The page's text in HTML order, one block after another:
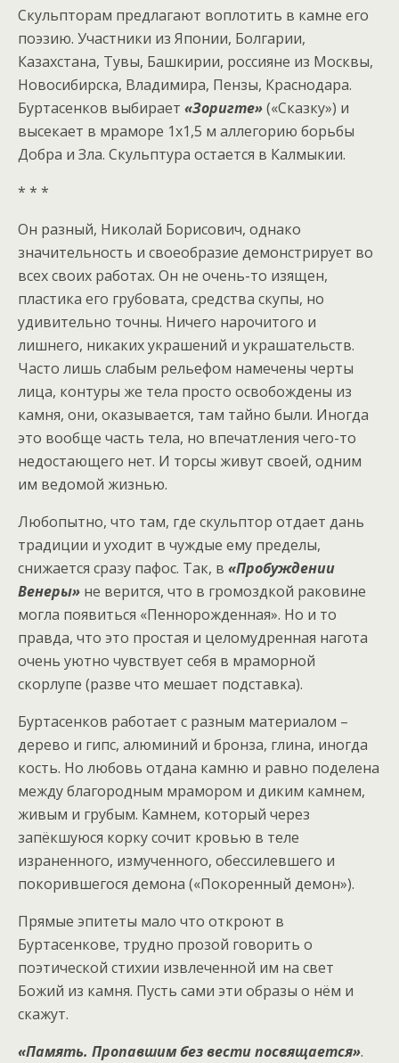
Скульпторам предлагают воплотить в камне его
поэзию. Участники из Японии, Болгарии,
Казахстана, Тувы, Башкирии, россияне из Москвы,
Новосибирска, Владимира, Пензы, Краснодара.
Буртасенков выбирает «Зоригте»(«Сказку») и
высекает в мраморе 1х1,5 м аллегорию борьбы
Добра и Зла. Скульптура остается в Калмыкии.
* * *
Он разный, Николай Борисович, однако
значительность и своеобразие демонстрирует во
всех своих работах. Он не очень-то изящен,
пластика его грубовата, средства скупы, но
удивительно точны. Ничего нарочитого и
лишнего, никаких украшений и украшательств.
Часто лишь слабым рельефом намечены черты
лица, контуры же тела просто освобождены из
камня, они, оказывается, там тайно были. Иногда
это вообще часть тела, но впечатления чего-то
недостающего нет. И торсы живут своей, одним
им ведомой жизнью.
Любопытно, что там, где скульптор отдает дань
традиции и уходит в чуждые ему пределы,
снижается сразу пафос. Так, в «Пробуждении
Венеры» не верится, что в громоздкой раковине
могла появиться «Пеннорожденная». Но и то
правда, что это простая и целомудренная нагота
очень уютно чувствует себя в мраморной
скорлупе (разве что мешает подставка).
Буртасенков работает с разным материалом –
дерево и гипс, алюминий и бронза, глина, иногда
кость. Но любовь отдана камню и равно поделена
между благородным мрамором и диким камнем,
живым и грубым. Камнем, который через
запёкшуюся корку сочит кровью в теле
израненного, измученного, обессилевшего и
покорившегося демона («Покоренный демон»).
Прямые эпитеты мало что откроют в
Буртасенкове, трудно прозой говорить о
поэтической стихии извлеченной им на свет
Божий из камня. Пусть сами эти образы о нём и
скажут.
«Память. Пропавшим без вести посвящается».